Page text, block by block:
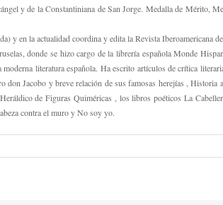
y de la Constantiniana de San Jorge. Medalla de Mérito,
y en la actualidad coordina y edita la Revista Iberoamericana
donde se hizo cargo de la librería española Monde
literatura española. Ha escrito artículos de crítica
Jacobo y breve relación de sus famosas herejías ,
de Figuras Quiméricas , los libros poéticos La
contra el muro y No soy yo.